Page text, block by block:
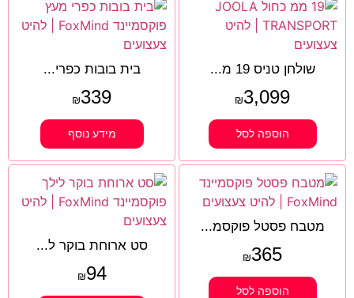
שולחן טניס 19 מ...
₪3,099
הוספה לסל
בית בובות כפרי...
₪339
מידע נוסף
מטבח פסטל פוקסמ...
₪365
הוספה לסל
סט ארוחת בוקר ל...
₪94